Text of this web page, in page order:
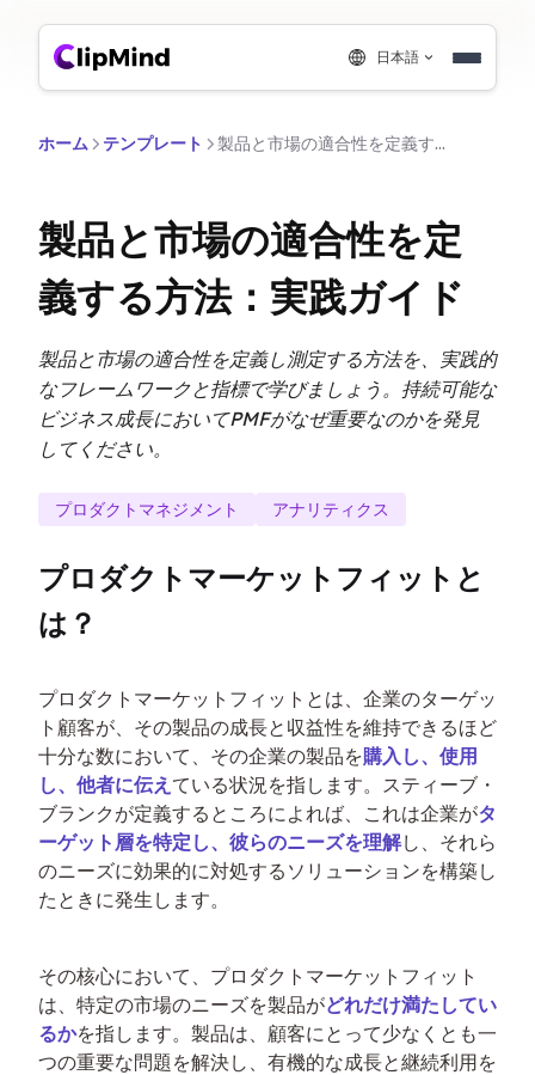
日本語
ホーム テンプレート 製品と市場の適合性を定義する方法：実践ガイド
製品と市場の適合性を定
義する方法：実践ガイド
製品と市場の適合性を定義し測定する方法を、実践的
なフレームワークと指標で学びましょう。持続可能な
ビジネス成長においてPMFがなぜ重要なのかを発見
してください。
プロダクトマネジメント アナリティクス
プロダクトマーケットフィットと
は？
プロダクトマーケットフィットとは、企業のターゲッ
ト顧客が、その製品の成長と収益性を維持できるほど
十分な数において、その企業の製品を購入し、使用
し、他者に伝え ている状況を指します。スティーブ・
ブランクが定義するところによれば、これは企業がタ
ーゲット層を特定し、彼らのニーズを理解し、それら
のニーズに効果的に対処するソリューションを構築し
たときに発生します。
その核心において、プロダクトマーケットフィット
は、特定の市場のニーズを製品がどれだけ満たしてい
るかを指します。製品は、顧客にとって少なくとも一
つの重要な問題を解決し、有機的な成長と継続利用を